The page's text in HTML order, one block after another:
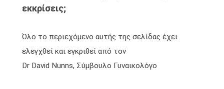
εκκρίσεις;
Όλο το περιεχόμενο αυτής της σελίδας έχει
ελεγχθεί και εγκριθεί από τον
Dr David Nunns, Σύμβουλο Γυναικολόγο